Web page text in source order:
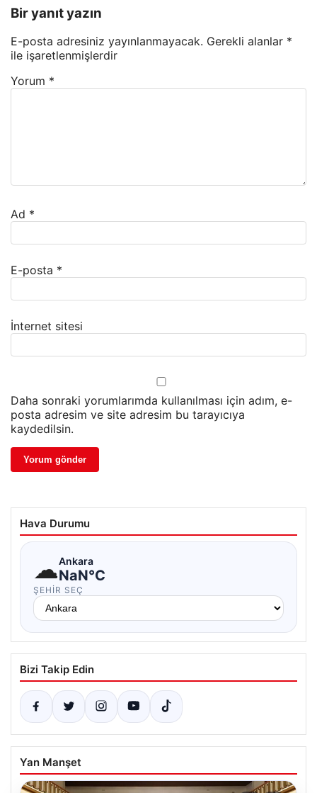
Bir yanıt yazın
E-posta adresiniz yayınlanmayacak. Gerekli alanlar *
ile işaretlenmişlerdir
Yorum *
Ad *
E-posta *
İnternet sitesi
Daha sonraki yorumlarımda kullanılması için adım, e-
posta adresim ve site adresim bu tarayıcıya
kaydedilsin.
Hava Durumu
☁Ankara
NaN°C
ŞEHIR SEÇ
Bizi Takip Edin
Yan Manşet